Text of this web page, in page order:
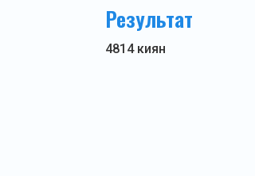
Результат
4814 киян